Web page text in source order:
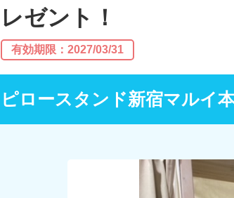
レゼント！
有効期限：2027/03/31
ピロースタンド新宿マルイ